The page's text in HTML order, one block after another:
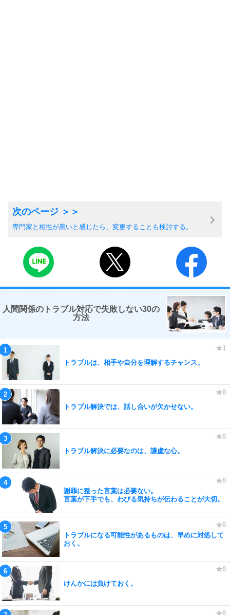
専門家と相性が悪いと感じたら、変更することも検討する。
人間関係のトラブル対応で失敗しない30の
方法
トラブルは、相手や自分を理解するチャンス。
トラブル解決では、話し合いが欠かせない。
トラブル解決に必要なのは、謙虚な心。
謝罪に整った言葉は必要ない。
言葉が下手でも、わびる気持ちが伝わることが大切。
トラブルになる可能性があるものは、早めに対処して
おく。
けんかには負けておく。